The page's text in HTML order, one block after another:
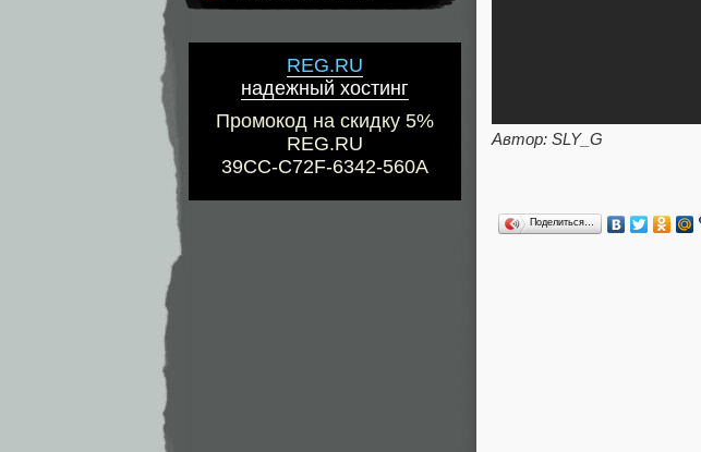
REG.RU
надежный хостинг
Промокод на скидку 5%
REG.RU
39CC-C72F-6342-560A
Автор: SLY_G
Поделиться…